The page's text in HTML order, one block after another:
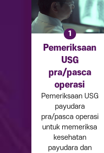
1
Pemeriksaan
USG
pra/pasca
operasi
Pemeriksaan USG
payudara
pra/pasca operasi
untuk memeriksa
kesehatan
payudara dan